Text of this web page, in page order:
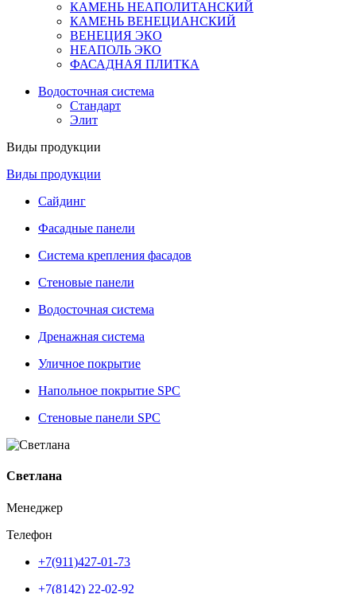
КАМЕНЬ НЕАПОЛИТАНСКИЙ
КАМЕНЬ ВЕНЕЦИАНСКИЙ
ВЕНЕЦИЯ ЭКО
НЕАПОЛЬ ЭКО
ФАСАДНАЯ ПЛИТКА
Водосточная система
Стандарт
Элит
Виды продукции
Виды продукции
Сайдинг
Фасадные панели
Система крепления фасадов
Стеновые панели
Водосточная система
Дренажная система
Уличное покрытие
Напольное покрытие SPC
Стеновые панели SPC
Светлана
Менеджер
Телефон
+7(911)427-01-73
+7(8142) 22-02-92